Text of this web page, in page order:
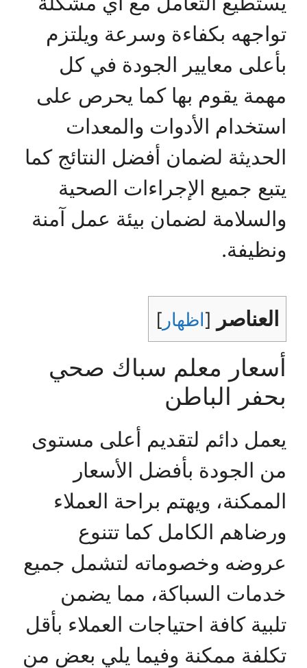
تواجهه بكفاءة وسرعة ويلتزم
بأعلى معايير الجودة في كل
مهمة يقوم بها كما يحرص على
استخدام الأدوات والمعدات
الحديثة لضمان أفضل النتائج كما
يتبع جميع الإجراءات الصحية
والسلامة لضمان بيئة عمل آمنة
ونظيفة.
العناصر [اظهار ]
أسعار معلم سباك صحي
بحفر الباطن
يعمل دائم لتقديم أعلى مستوى
من الجودة بأفضل الأسعار
الممكنة، ويهتم براحة العملاء
ورضاهم الكامل كما تتنوع
عروضه وخصوماته لتشمل جميع
خدمات السباكة، مما يضمن
تلبية كافة احتياجات العملاء بأقل
تكلفة ممكنة وفيما يلي بعض من